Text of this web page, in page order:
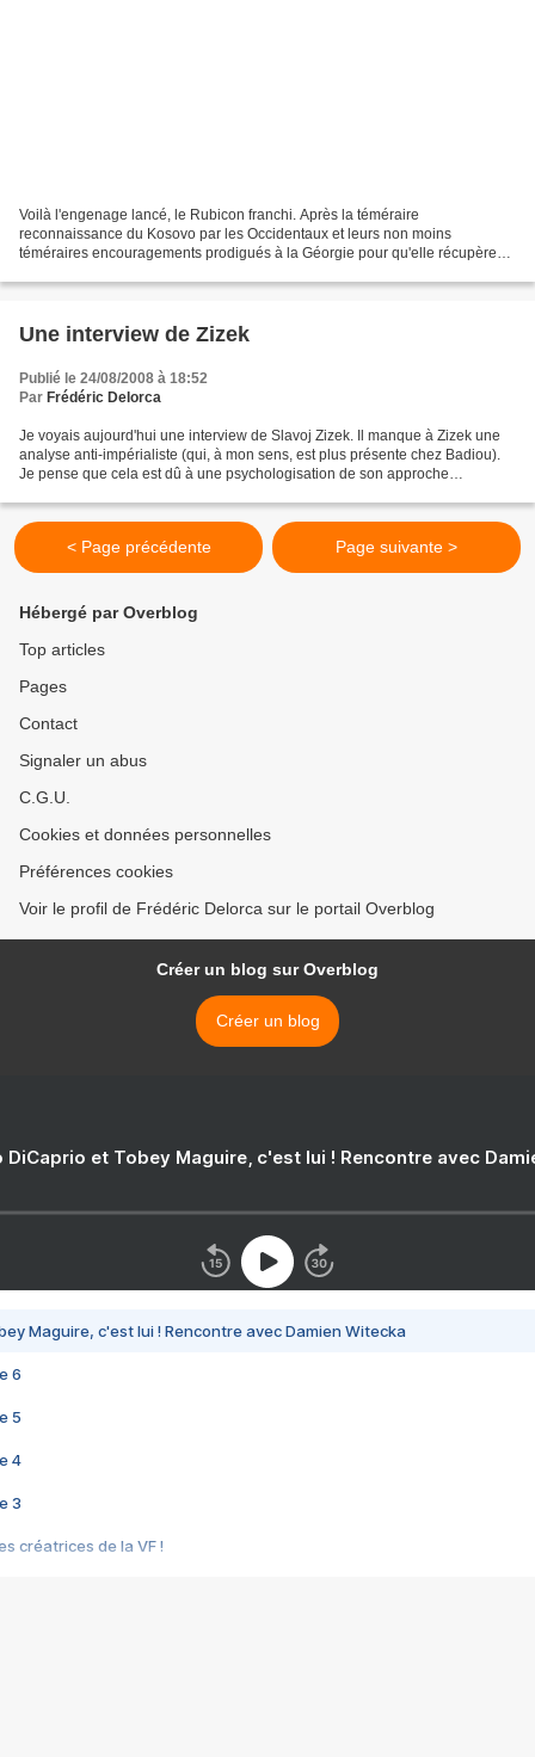
Voilà l'engenage lancé, le Rubicon franchi. Après la téméraire
reconnaissance du Kosovo par les Occidentaux et leurs non moins
téméraires encouragements prodigués à la Géorgie pour qu'elle récupère
Une interview de Zizek
Publié le 24/08/2008 à 18:52
Par Frédéric Delorca
Je voyais aujourd'hui une interview de Slavoj Zizek. Il manque à Zizek une
analyse anti-impérialiste (qui, à mon sens, est plus présente chez Badiou).
Je pense que cela est dû à une psychologisation de son approche
< Page précédente Page suivante >
Hébergé par Overblog
Top articles
Pages
Contact
Signaler un abus
C.G.U.
Cookies et données personnelles
Préférences cookies
Voir le profil de Frédéric Delorca sur le portail Overblog
Créer un blog sur Overblog
Créer un blog
DiCaprio et Tobey Maguire, c'est lui ! Rencontre avec
Maguire, c'est lui ! Rencontre avec Damien Witecka
6
5
4
3
créatrices de la VF !